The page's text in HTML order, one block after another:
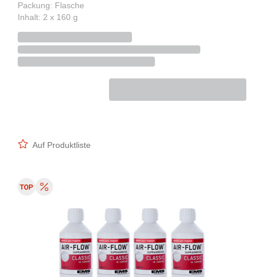
Packung: Flasche
Inhalt: 2 x 160 g
Auf Produktliste